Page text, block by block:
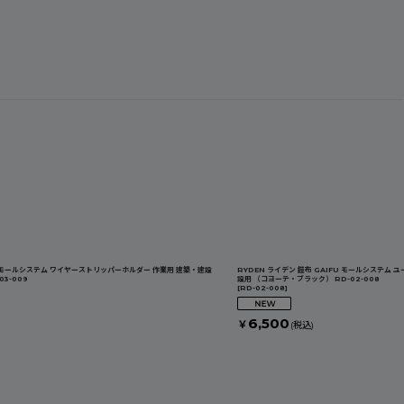
ルシステム ワイヤーストリッパーホルダー 作業用 建築・建設
03-009
RYDEN ライデン 鎧布 GAIFU モールシステム ユ
設用 （コヨーテ・ブラック） RD-02-008
[RD-02-008]
￥ 6,500 (税込)